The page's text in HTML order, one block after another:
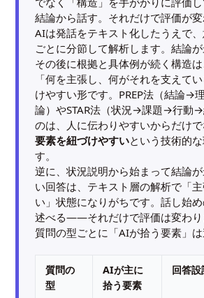
結論から話す。それだけで評価が
AIは発話をテキスト化したうえで
ごとに分節して解析します。結論が
その後に根拠と具体例が続く構造
「何を主張し、何がそれを支えて
けやすい形です。PREP法（結論
論）やSTAR法（状況→課題→行動
のは、人に伝わりやすいからだけで
要素を紐づけやすいという技術的
す。
逆に、状況説明から始まって結論
い回答は、テキスト層の解析で「
い」状態になりがちです。話し始
述べる——それだけで評価は変わり
質問の型ごとに「AIが拾う要素」は
質問の
型
AIが主に
拾う要素
回答設